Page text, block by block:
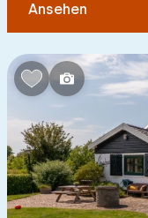
Schlafzimmern:
1 2
Badezimmer:
1 2 3
Ansehen